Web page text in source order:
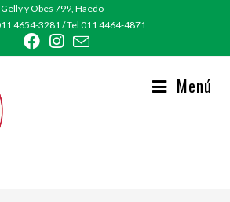
Gelly y Obes 799, Haedo -
4654-3281 / Tel 011 4464-4871
Menú